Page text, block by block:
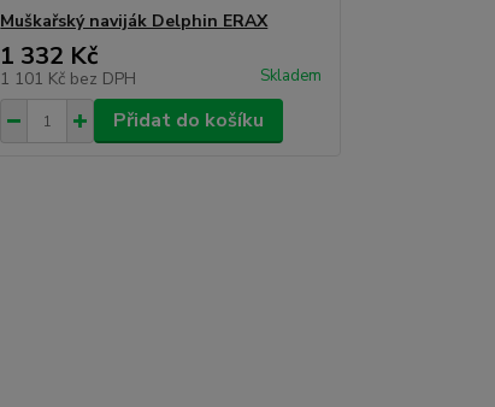
Muškařský naviják Delphin ERAX
1 332 Kč
1 101 Kč bez DPH Skladem
Přidat do košíku